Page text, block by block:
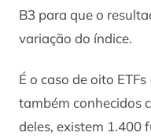
B3 para que o
variação do índice.
É o caso de oito
também conhecidos
deles, existem 1.400